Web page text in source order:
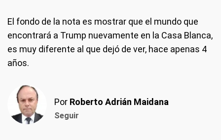
El fondo de la nota es mostrar que el mundo que
encontrará a Trump nuevamente en la Casa Blanca,
es muy diferente al que dejó de ver, hace apenas 4
años.
Por Roberto Adrián Maidana
Seguir